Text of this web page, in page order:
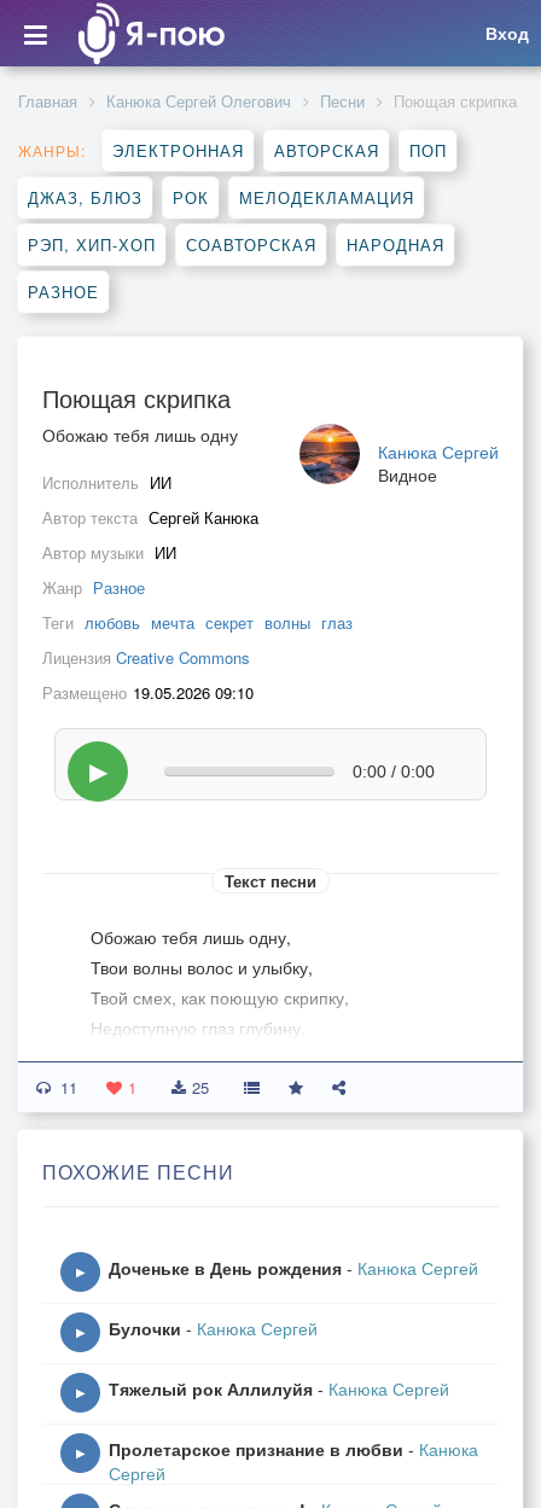
Вход
Главная Канюка Сергей Олегович Песни Поющая скрипка
ЖАНРЫ: ЭЛЕКТРОННАЯ АВТОРСКАЯ ПОП
ДЖАЗ, БЛЮЗ РОК МЕЛОДЕКЛАМАЦИЯ
РЭП, ХИП-ХОП СОАВТОРСКАЯ НАРОДНАЯ
РАЗНОЕ
Поющая скрипка
Канюка Сергей
Видное
Обожаю тебя лишь одну
Исполнитель ИИ
Автор текста Сергей Канюка
Автор музыки ИИ
Жанр Разное
Теги любовь мечта секрет волны глаз
Лицензия Creative Commons
Размещено 19.05.2026 09:10
▶ 0:00 / 0:00
Текст песни
Обожаю тебя лишь одну,
Твои волны волос и улыбку,
Твой смех, как поющую скрипку,
Недоступную глаз глубину.
Ты – одна мне любовь и отрада,
Ты – одна мне вовеки мечта!
Лишь бы ты говорила мне «Да»…
Вновь лежала головка твоя,
Мне затмили секрет бытия.
Вновь спешу я к заветному дому
С тёплым чувством к тебе, столь родному,
С кем всегда мне так хочется быть…
11 1 25
ПОХОЖИЕ ПЕСНИ
▶ Доченьке в День рождения - Канюка Сергей
▶ Булочки - Канюка Сергей
▶ Тяжелый рок Аллилуйя - Канюка Сергей
▶ Пролетарское признание в любви - Канюка
Сергей